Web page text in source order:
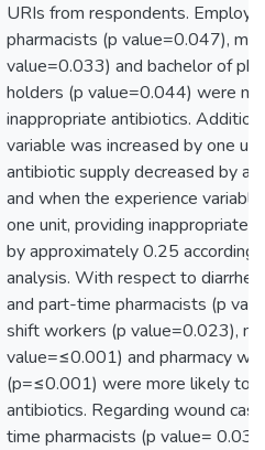
URIs from respondents.
pharmacists (p value=0.047),
value=0.033) and bachelor of
holders (p value=0.044) were
inappropriate antibiotics.
variable was increased by one
antibiotic supply decreased by
and when the experience
one unit, providing inappropriate
by approximately 0.25 according
analysis. With respect to
and part-time pharmacists (p
shift workers (p value=0.023),
value=≤0.001) and pharmacy
(p=≤0.001) were more likely to
antibiotics. Regarding wound
time pharmacists (p value=